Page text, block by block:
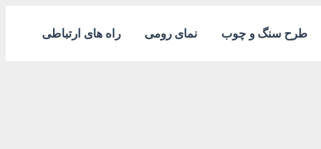
طرح سنگ و چوب نمای رومی راه های ارتباطی